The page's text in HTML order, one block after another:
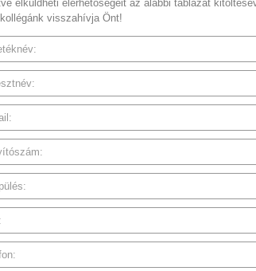
elküldheti elérhetőségeit az alábbi táblázat
visszahívja Önt!